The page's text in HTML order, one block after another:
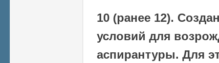
10 (ранее 12).
условий для
аспирантуры. Для